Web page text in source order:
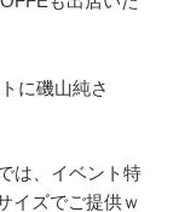
に磯山純さ
は、イベント特
イズでご提供ｗ